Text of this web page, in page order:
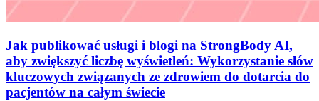
Jak publikować usługi i blogi na StrongBody AI,
aby zwiększyć liczbę wyświetleń: Wykorzystanie słów
kluczowych związanych ze zdrowiem do dotarcia do
pacjentów na całym świecie